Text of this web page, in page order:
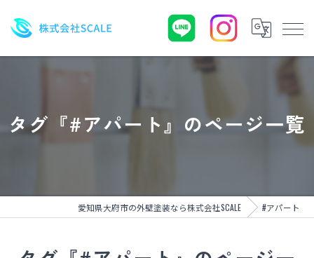
タグ『#アパート』のページ一覧
愛知県大府市の外壁塗装なら株式会社SCALE #アパート